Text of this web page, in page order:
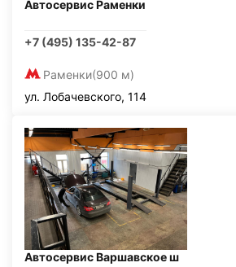
Автосервис Раменки
+7 (495) 135-42-87
Раменки(900 м)
ул. Лобачевского, 114
Автосервис Варшавское ш